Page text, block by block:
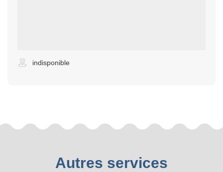
indisponible
Autres services